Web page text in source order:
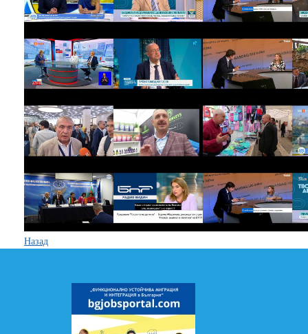
Назад